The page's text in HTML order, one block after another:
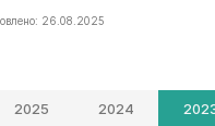
26.08.2025
2025 2024